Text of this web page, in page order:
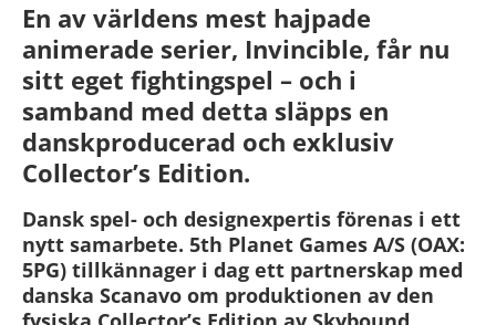
En av världens mest hajpade
animerade serier, Invincible, får nu
sitt eget fightingspel – och i
samband med detta släpps en
danskproducerad och exklusiv
Collector’s Edition.
Dansk spel- och designexpertis förenas i ett
nytt samarbete. 5th Planet Games A/S (OAX:
5PG) tillkännager i dag ett partnerskap med
danska Scanavo om produktionen av den